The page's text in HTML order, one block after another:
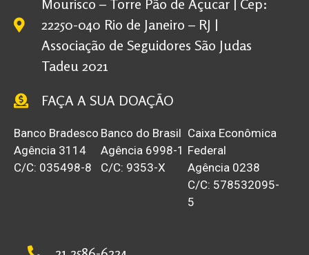
Mourisco – Torre Pão de Açucar | Cep:
22250-040 Rio de Janeiro – RJ |
Associação de Seguidores São Judas
Tadeu 2021
FAÇA A SUA DOAÇÃO
Banco Bradesco
Agência 3114
C/C: 035498-8
Banco do Brasil
Agência 6998-1
C/C: 9353-X
Caixa Econômica
Federal
Agência 0238
C/C: 578532095-
5